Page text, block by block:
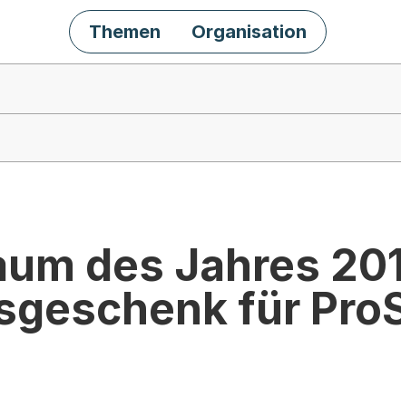
Themen Organisation
des Jahres
für